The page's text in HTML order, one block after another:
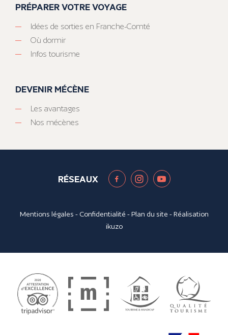
PRÉPARER VOTRE VOYAGE
Idées de sorties en Franche-Comté
Où dormir
Infos tourisme
DEVENIR MÉCÈNE
Les avantages
Nos mécènes
RÉSEAUX
Mentions légales - Confidentialité -Plan du site - Réalisation
ikuzo